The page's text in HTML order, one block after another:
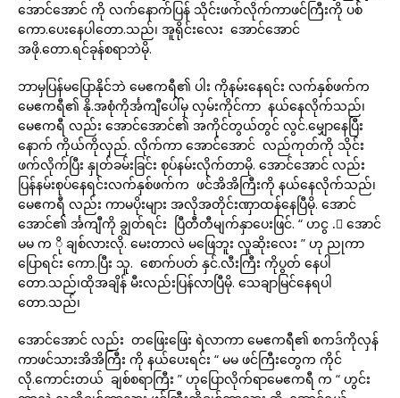
အောင်အောင် ကို လက်နောက်ပြန် သိုင်းဖက်လိုက်ကာဖင်ကြီးကို ပစ်
ကော.ပေးနေပါတော.သည်၊ အူရိုင်းလေး အောင်အောင်
အဖို.တော.ရင်ခုန်စရာဘဲမို.
ဘာမှပြန်မပြောနိုင်ဘဲ မေဧကရီ၏ ပါး ကိုနမ်းနေရင်း လက်နှစ်ဖက်က
မေဧကရီ၏ နို.အစုံကိုင်္အကျီပေါ်မှ လှမ်းကိုင်ကာ နယ်နေလိုက်သည်၊
မေဧကရီ လည်း အောင်အောင်၏ အကိုင်တွယ်တွင် လွင်.မျှောနေပြီး
နောက် ကိုယ်ကိုလှည်. လိုက်ကာ အောင်အောင် လည်ကုတ်ကို သိုင်း
ဖက်လိုက်ပြီး နှုတ်ခမ်းခြင်း စုပ်နမ်းလိုက်တာမို. အောင်အောင် လည်း
ပြန်နမ်းစုပ်နေရင်းလက်နှစ်ဖက်က ဖင်အိအိကြီးကို နယ်နေလိုက်သည်၊
မေဧကရီ လည်း ကာမပိုးများ အလိုအတိုင်းဏှာထန်နေပြီမို. အောင်
အောင်၏ င်္အကျီကို ချွတ်ရင်း ပြီတီတီမျက်နှာပေးဖြင်. “ ဟငွ .် အောင်
မမ က ို ချစ်လားလို. မေးတာလဲ မဖြေဘူး လူဆိုးလေး ” ဟု ညုကာ
ပြောရင်း ကော.ပြီး သူ. စောက်ပတ် နှင်.လီးကြီး ကိုပွတ် နေပါ
တော.သည်၊ထိုအချိန် မီးလည်းပြန်လာပြီမို. သေချာမြင်နေရပါ
တော.သည်၊
အောင်အောင် လည်း တဖြေးဖြေး ရဲလာကာ မေဧကရီ၏ စကဒ်ကိုလှန်
ကာဖင်သားအိအိကြီး ကို နယ်ပေးရင်း “ မမ ဖင်ကြီးတွေက ကိုင်
လို.ကောင်းတယ် ချစ်စရာကြီး ” ဟုပြောလိုက်ရာမေဧကရီ က “ ဟွင်း